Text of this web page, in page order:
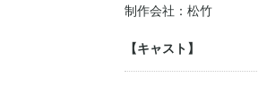
制作会社：松竹
【キャスト】